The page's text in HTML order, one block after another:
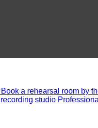
Book a rehearsal room by